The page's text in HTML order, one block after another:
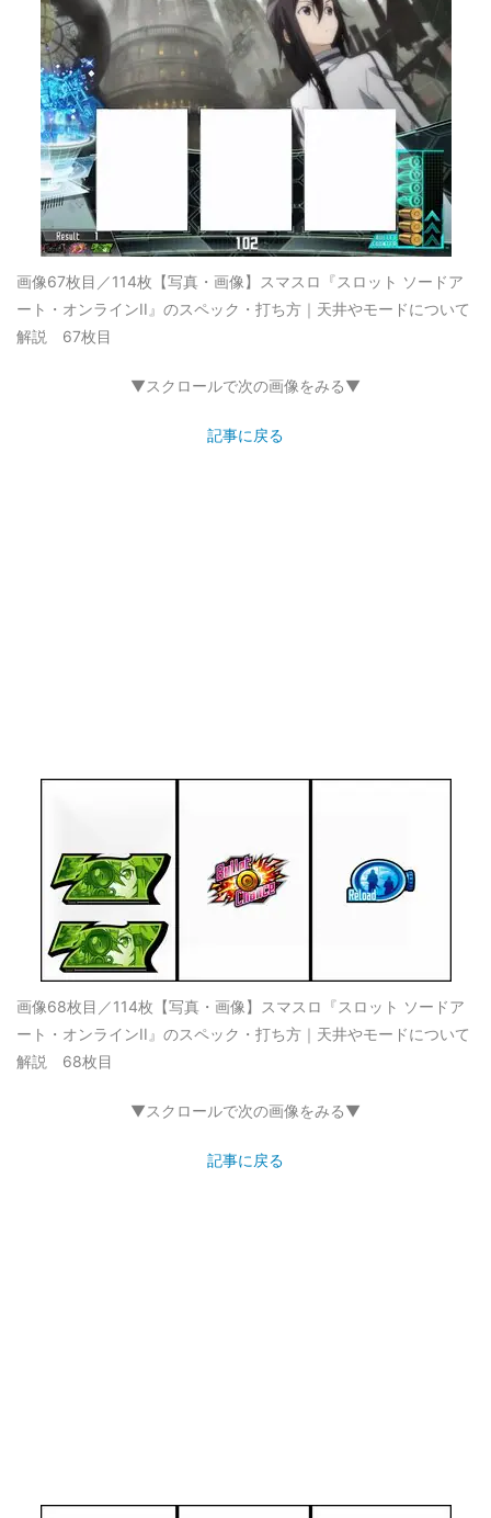
画像67枚目／114枚 【写真・画像】スマスロ『スロット ソードア
ート・オンラインII』のスペック・打ち方｜天井やモードについて
解説 67枚目
▼スクロールで次の画像をみる▼
記事に戻る
画像68枚目／114枚 【写真・画像】スマスロ『スロット ソードア
ート・オンラインII』のスペック・打ち方｜天井やモードについて
解説 68枚目
▼スクロールで次の画像をみる▼
記事に戻る